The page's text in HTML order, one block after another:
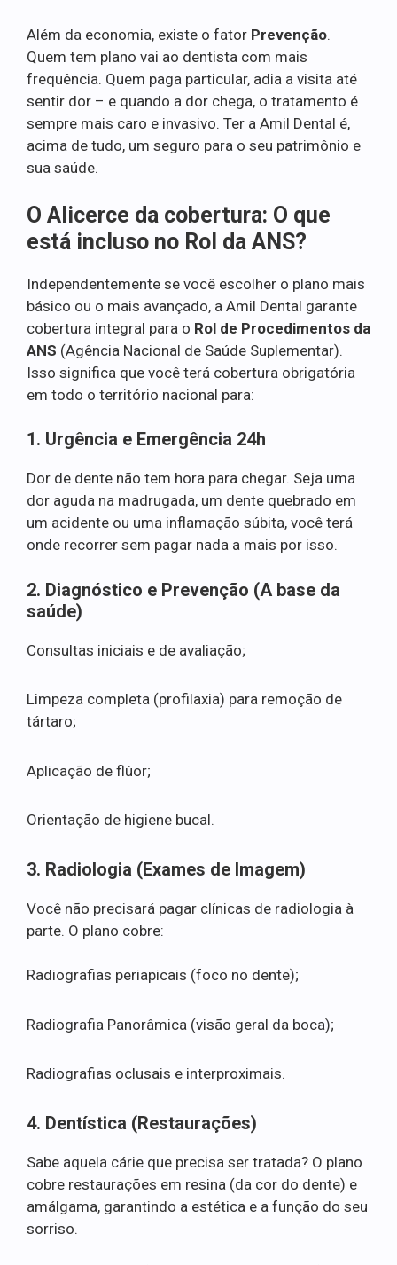
Além da economia, existe o fator Prevenção.
Quem tem plano vai ao dentista com mais
frequência. Quem paga particular, adia a visita até
sentir dor – e quando a dor chega, o tratamento é
sempre mais caro e invasivo. Ter a Amil Dental é,
acima de tudo, um seguro para o seu patrimônio e
sua saúde.
O Alicerce da cobertura: O que
está incluso no Rol da ANS?
Independentemente se você escolher o plano mais
básico ou o mais avançado, a Amil Dental garante
cobertura integral para o Rol de Procedimentos da
ANS (Agência Nacional de Saúde Suplementar).
Isso significa que você terá cobertura obrigatória
em todo o território nacional para:
1. Urgência e Emergência 24h
Dor de dente não tem hora para chegar. Seja uma
dor aguda na madrugada, um dente quebrado em
um acidente ou uma inflamação súbita, você terá
onde recorrer sem pagar nada a mais por isso.
2. Diagnóstico e Prevenção (A base da
saúde)
Consultas iniciais e de avaliação;
Limpeza completa (profilaxia) para remoção de
tártaro;
Aplicação de flúor;
Orientação de higiene bucal.
3. Radiologia (Exames de Imagem)
Você não precisará pagar clínicas de radiologia à
parte. O plano cobre:
Radiografias periapicais (foco no dente);
Radiografia Panorâmica (visão geral da boca);
Radiografias oclusais e interproximais.
4. Dentística (Restaurações)
Sabe aquela cárie que precisa ser tratada? O plano
cobre restaurações em resina (da cor do dente) e
amálgama, garantindo a estética e a função do seu
sorriso.